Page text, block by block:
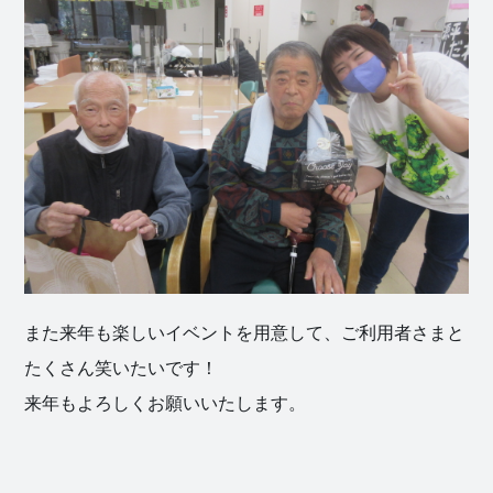
また来年も楽しいイベントを用意して、ご利用者さまと
たくさん笑いたいです！
来年もよろしくお願いいたします。